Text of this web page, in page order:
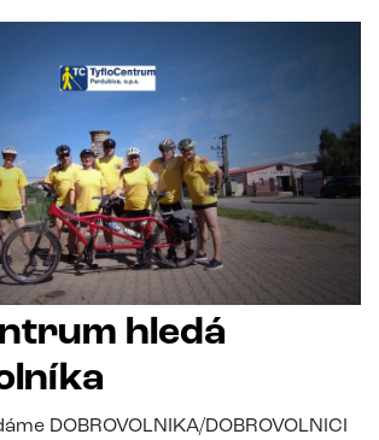
hledá
DOBROVOLNIKA/DOBROVOLNICI